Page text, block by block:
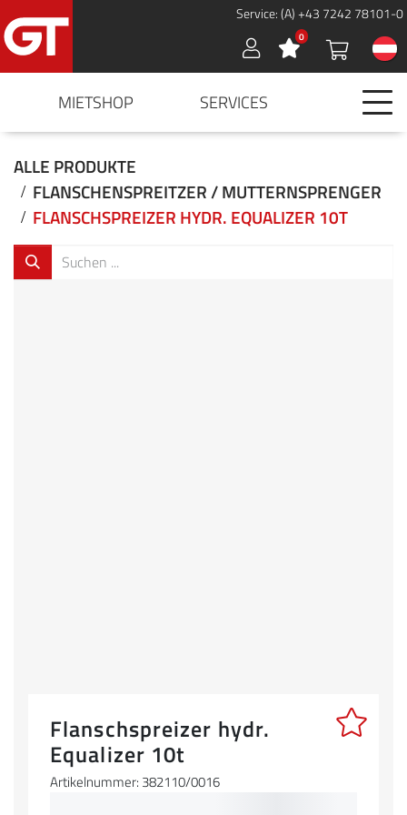
Service: (A) +43 7242 78101-0
Sign in 0
MIETSHOP SERVICES
ALLE PRODUKTE
FLANSCHENSPREITZER / MUTTERNSPRENGER
FLANSCHSPREIZER HYDR. EQUALIZER 10T
Flanschspreizer hydr.
Equalizer 10t
Artikelnummer: 382110/0016